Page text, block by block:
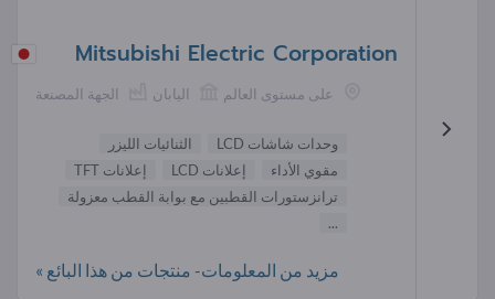
Mitsubishi Electric Corporation
الجهة المصنعة اليابان على مستوى العالم
وحدات شاشات LCD
الثنائيات الليزر
مقوي الأداء
إعلانات LCD
إعلانات TFT
ترانزستورات القطبين مع بوابة القطب معزولة
...
مزيد من المعلومات- منتجات من هذا البائع »